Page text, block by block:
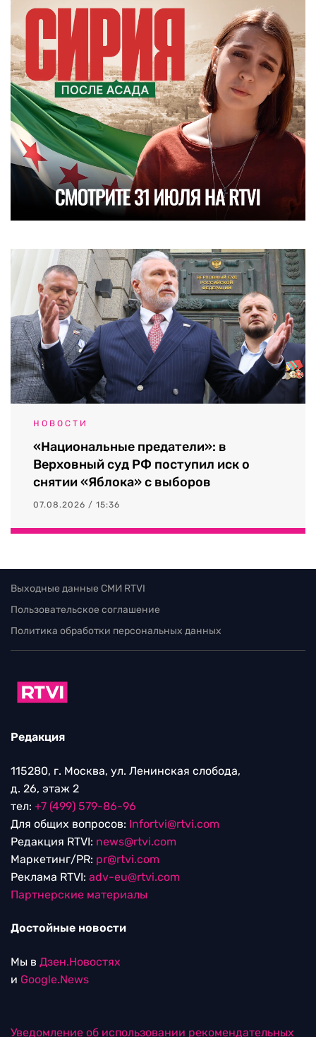
НОВОСТИ
«Национальные предатели»: в
Верховный суд РФ поступил иск о
снятии «Яблока» с выборов
07.08.2026 / 15:36
Выходные данные СМИ RTVI
Пользовательское соглашение
Политика обработки персональных данных
Редакция
115280, г. Москва, ул. Ленинская слобода,
д. 26, этаж 2
тел: +7 (499) 579-86-96
Для общих вопросов: Infortvi@rtvi.com
Редакция RTVI: news@rtvi.com
Маркетинг/PR: pr@rtvi.com
Реклама RTVI: adv-eu@rtvi.com
Партнерские материалы
Достойные новости
Мы в Дзен.Новостях
и Google.News
Уведомление об использовании рекомендательных